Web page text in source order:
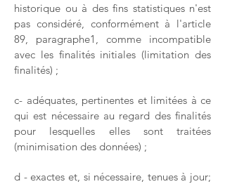
historique ou à des fins statistiques n'est
pas considéré, conformément à l'article
89, paragraphe1, comme incompatible
avec les finalités initiales (limitation des
finalités) ;
c- adéquates, pertinentes et limitées à ce
qui est nécessaire au regard des finalités
pour lesquelles elles sont traitées
(minimisation des données) ;
d - exactes et, si nécessaire, tenues à jour;